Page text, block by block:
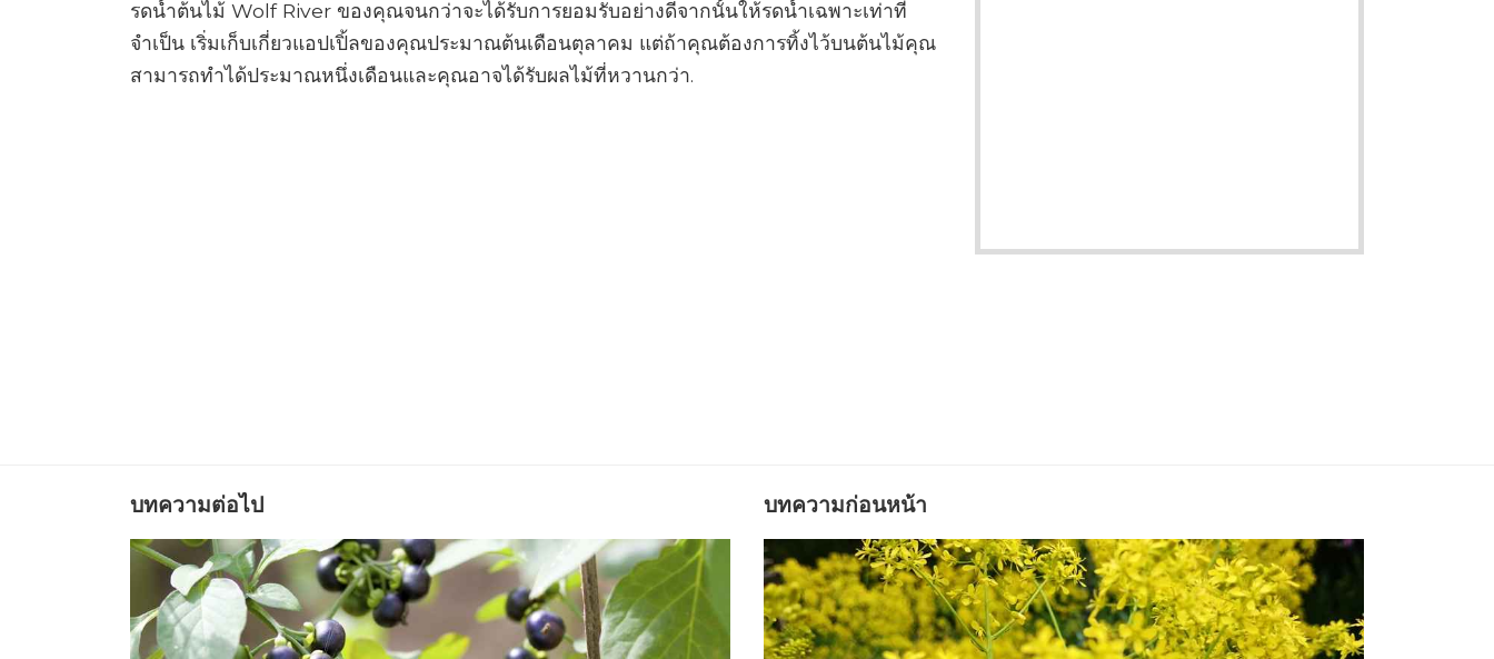
รดน้ำต้นไม้ Wolf River ของคุณจนกว่าจะได้รับการยอมรับอย่างดีจากนั้นให้รดน้ำเฉพาะเท่าที่
จำเป็น เริ่มเก็บเกี่ยวแอปเปิ้ลของคุณประมาณต้นเดือนตุลาคม แต่ถ้าคุณต้องการทิ้งไว้บนต้นไม้คุณ
สามารถทำได้ประมาณหนึ่งเดือนและคุณอาจได้รับผลไม้ที่หวานกว่า.
บทความต่อไป บทความก่อนหน้า